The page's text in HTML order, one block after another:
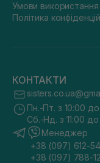
Умови
Політика
КОНТАКТИ
Пн.-Пт. з 10:00 до
Сб.-Нд. з 11:00 до
Менеджер
+38 (097) 612-
+38 (097) 788-